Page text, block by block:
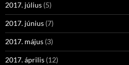
2017. július (5)
2017. június (7)
2017. május (3)
2017. április (12)